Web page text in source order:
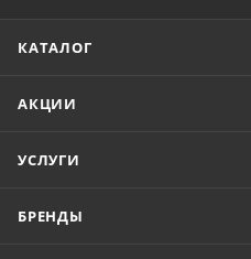
КАТАЛОГ
АКЦИИ
УСЛУГИ
БРЕНДЫ